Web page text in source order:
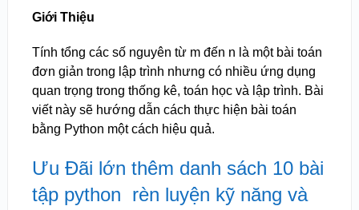
Giới Thiệu
Tính tổng các số nguyên từ m đến n là một bài toán
đơn giản trong lập trình nhưng có nhiều ứng dụng
quan trọng trong thống kê, toán học và lập trình. Bài
viết này sẽ hướng dẫn cách thực hiện bài toán
bằng Python một cách hiệu quả.
Ưu Đãi lớn thêm danh sách 10 bài
tập python rèn luyện kỹ năng và